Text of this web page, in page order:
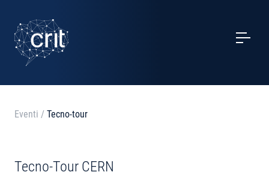
SERVIZI
CASI STUDIO
NOTIZIE
Eventi / Tecno-tour
Tecno-Tour CERN